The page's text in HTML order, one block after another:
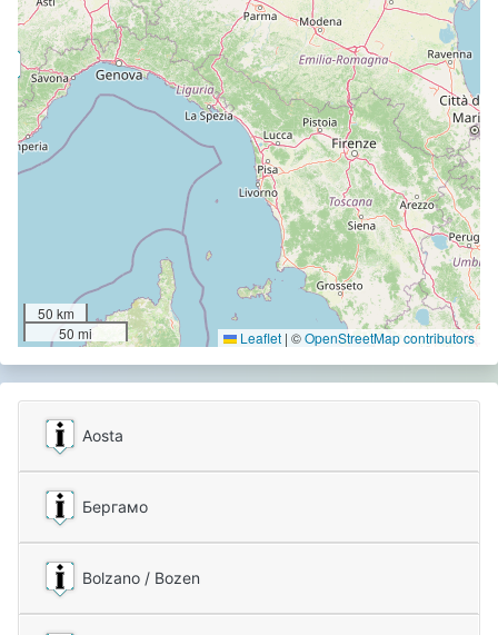
50 km
50 mi
Leaflet | ©OpenStreetMap contributors
Aosta
Бергамо
Bolzano / Bozen